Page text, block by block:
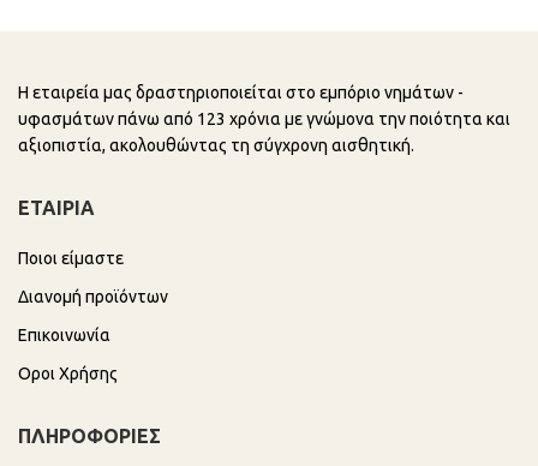
Η εταιρεία μας δραστηριοποιείται στο εμπόριο νημάτων -
υφασμάτων πάνω από 123 χρόνια με γνώμονα την ποιότητα και
αξιοπιστία, ακολουθώντας τη σύγχρονη αισθητική.
ΕΤΑΙΡΙΑ
Ποιοι είμαστε
Διανομή προϊόντων
Επικοινωνία
Οροι Χρήσης
ΠΛΗΡΟΦΟΡΙΕΣ